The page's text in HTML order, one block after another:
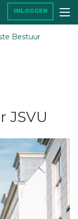
Bestuur
JSVU
INLOGGEN